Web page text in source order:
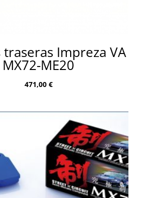
traseras Impreza VA
MX72-ME20
471,00 €